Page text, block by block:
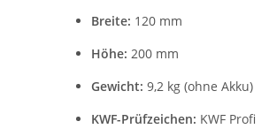
Breite: 120 mm
Höhe: 200 mm
Gewicht: 9,2 kg (ohne Akku)
KWF-Prüfzeichen: KWF Profi